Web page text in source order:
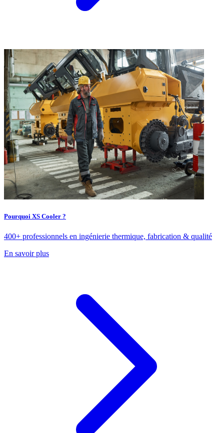
Pourquoi XS Cooler ?
400+ professionnels en ingénierie thermique, fabrication & qualité
En savoir plus